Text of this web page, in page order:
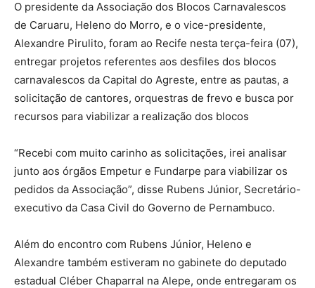
O presidente da Associação dos Blocos Carnavalescos
de Caruaru, Heleno do Morro, e o vice-presidente,
Alexandre Pirulito, foram ao Recife nesta terça-feira (07),
entregar projetos referentes aos desfiles dos blocos
carnavalescos da Capital do Agreste, entre as pautas, a
solicitação de cantores, orquestras de frevo e busca por
recursos para viabilizar a realização dos blocos
“Recebi com muito carinho as solicitações, irei analisar
junto aos órgãos Empetur e Fundarpe para viabilizar os
pedidos da Associação”, disse Rubens Júnior, Secretário-
executivo da Casa Civil do Governo de Pernambuco.
Além do encontro com Rubens Júnior, Heleno e
Alexandre também estiveram no gabinete do deputado
estadual Cléber Chaparral na Alepe, onde entregaram os